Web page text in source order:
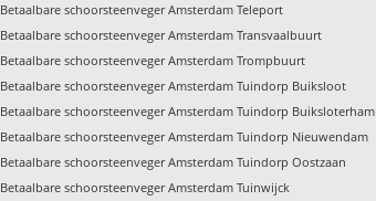
Betaalbare schoorsteenveger Amsterdam Teleport
Betaalbare schoorsteenveger Amsterdam Transvaalbuurt
Betaalbare schoorsteenveger Amsterdam Trompbuurt
Betaalbare schoorsteenveger Amsterdam Tuindorp Buiksloot
Betaalbare schoorsteenveger Amsterdam Tuindorp Buiksloterham
Betaalbare schoorsteenveger Amsterdam Tuindorp Nieuwendam
Betaalbare schoorsteenveger Amsterdam Tuindorp Oostzaan
Betaalbare schoorsteenveger Amsterdam Tuinwijck